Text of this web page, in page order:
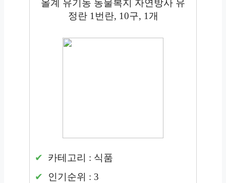
올계 유기농 동물복지 자연방사 유
정란 1번란, 10구, 1개
카테고리 : 식품
인기순위 : 3